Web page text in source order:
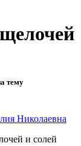
тему
Николаевна
и солей